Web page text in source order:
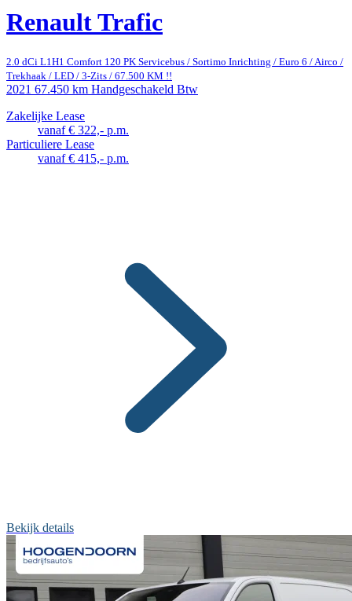
Renault Trafic
2.0 dCi L1H1 Comfort 120 PK Servicebus / Sortimo Inrichting / Euro 6 / Airco /
Trekhaak / LED / 3-Zits / 67.500 KM !!
2021 67.450 km Handgeschakeld Btw
Zakelijke Lease
vanaf € 322,- p.m.
Particuliere Lease
vanaf € 415,- p.m.
Bekijk details